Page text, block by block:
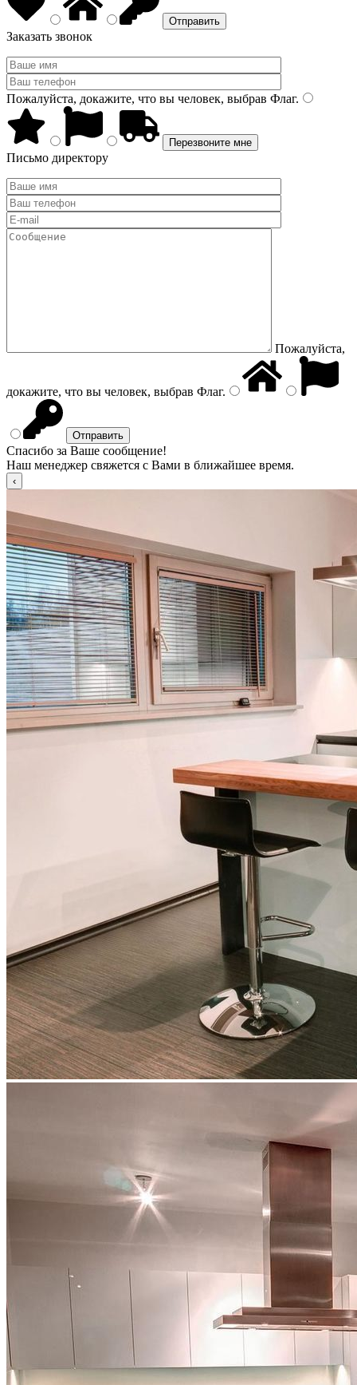
Заказать звонок
Пожалуйста, докажите, что вы человек, выбрав Флаг.
Письмо директору
Пожалуйста,
докажите, что вы человек, выбрав Флаг.
Спасибо за Ваше сообщение!
Наш менеджер свяжется с Вами в ближайшее время.